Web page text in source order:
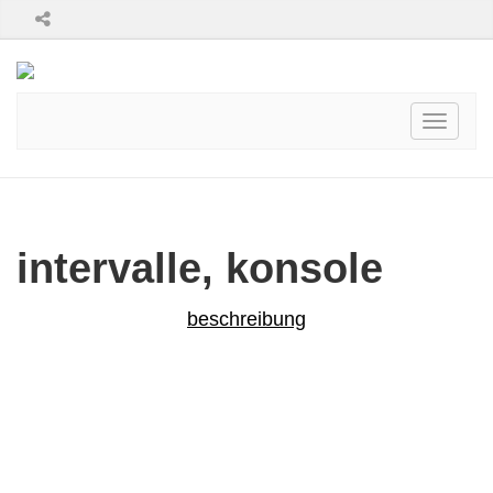
Toggle
intervalle, konsole
beschreibung